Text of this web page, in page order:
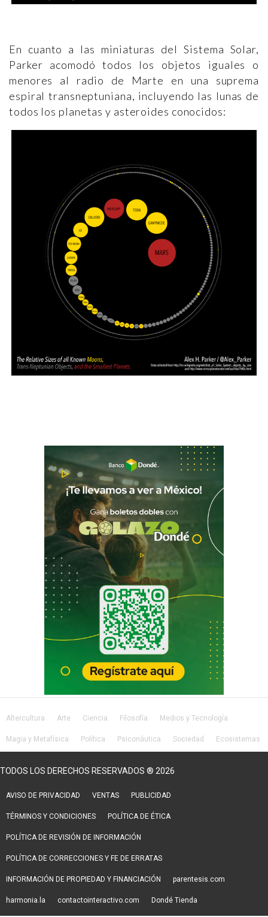
En cuanto a las miniaturas del Sistema Solar,
Parker acomodó todos los objetos iguales o
menores al radio de Marte en una suprema
espiral transneptuniana, incluyendo las lunas de
todos los planetas y asteroides conocidos:
Altercultura Arte Ciencia Filosofía Medios y Tecnología
Magia y Metafísica Política Psiconáutica Sociedad Ecosistemas
TODOS LOS DERECHOS RESERVADOS ® 2026
AVISO DE PRIVACIDAD VENTAS PUBLICIDAD
TÉRMINOS Y CONDICIONES POLÍTICA DE ÉTICA
POLÍTICA DE REVISIÓN DE INFORMACIÓN
POLÍTICA DE CORRECCIONES Y FE DE ERRATAS
INFORMACIÓN DE PROPIEDAD Y FINANCIACIÓN parentesis.com
harmonia.la contactointeractivo.com Dondé Tienda